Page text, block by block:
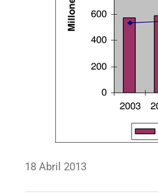
18 Abril 2013